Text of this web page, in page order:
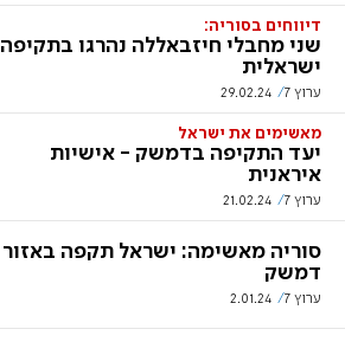
דיווחים בסוריה:
שני מחבלי חיזבאללה נהרגו בתקיפה
ישראלית
ערוץ 7 29.02.24
מאשימים את ישראל
יעד התקיפה בדמשק - אישיות
איראנית
ערוץ 7 21.02.24
סוריה מאשימה: ישראל תקפה באזור
דמשק
ערוץ 7 2.01.24